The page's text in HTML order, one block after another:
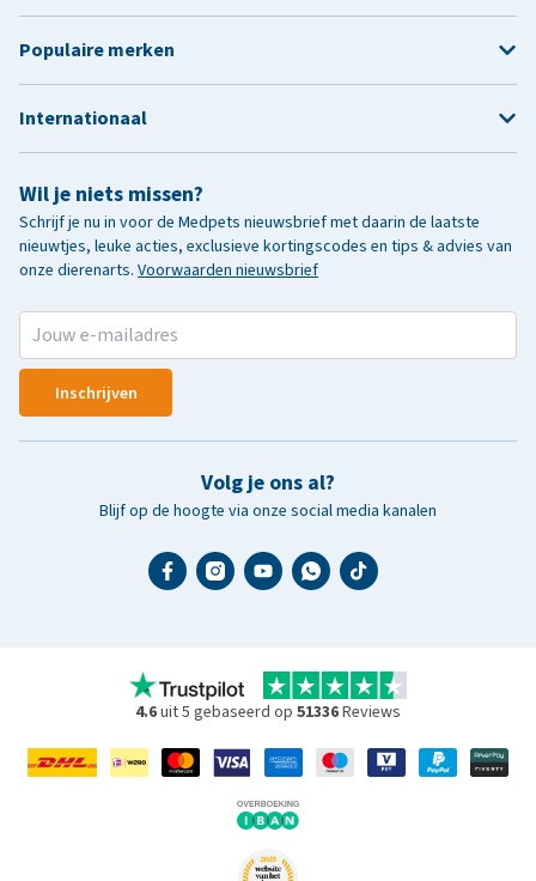
Wil je niets missen?
Schrijf je nu in voor de Medpets nieuwsbrief met daarin de laatste
nieuwtjes, leuke acties, exclusieve kortingscodes en tips & advies van
onze dierenarts. Voorwaarden nieuwsbrief
Inschrijven
Volg je ons al?
Blijf op de hoogte via onze social media kanalen
Populaire merken
Internationaal
4.6uit 5 gebaseerd op 51336Reviews